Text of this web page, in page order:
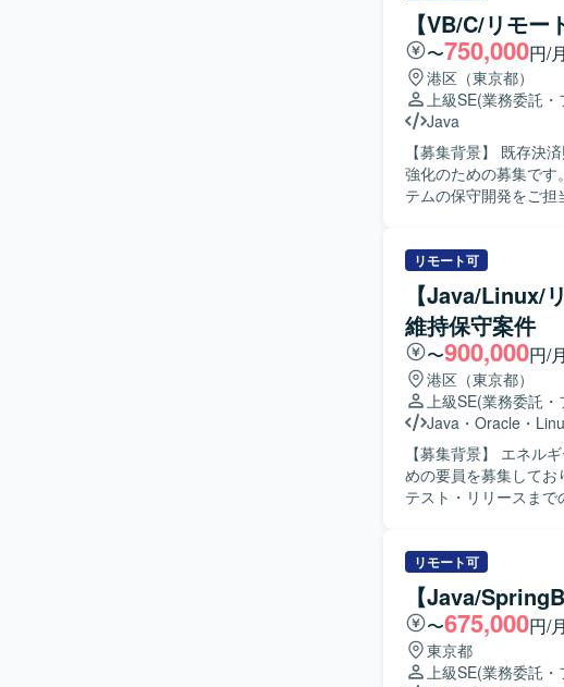
【VB/C/リモ
〜750,000円/月
港区（東京都）
上級SE(業務委託・
Java
【募集背景】 既存決
強化のための募集です。 【作業内容】 外国証券や為替などの国外決済にかかわる決済照合
テムの保守開発をご
応いただく想定です。
める人物像】 お客様
す。コミュニケーシ
る方を歓迎します。 【ポジションの魅力】 要件定義から本番リリースまで一通りの工程に携わ
ることができ、金融系
発だけでなく、次期
図ることができます。 【開発環境】 クラサバ環境（VB6.0、C言語）およびWeb系技術
（HTML、JavaScript
リモート可
【Java/Linux/
維持保守案件
〜900,000円/月
港区（東京都）
上級SE(業務委託・
Java ・ Oracle ・
【募集背景】 エネル
めの要員を募集しております。 【作業内容】 基幹システムに関する要
テスト・リリースま
てクラウドやミドル
【求める人物像】 上
ステムの仕様理解や
一に考えて行動できる
きに取り組める方を想定しております。 【ポジショ
システムの維持保守
リモート可
【Java/
〜675,000円/月
東京都
上級SE(業務委託・